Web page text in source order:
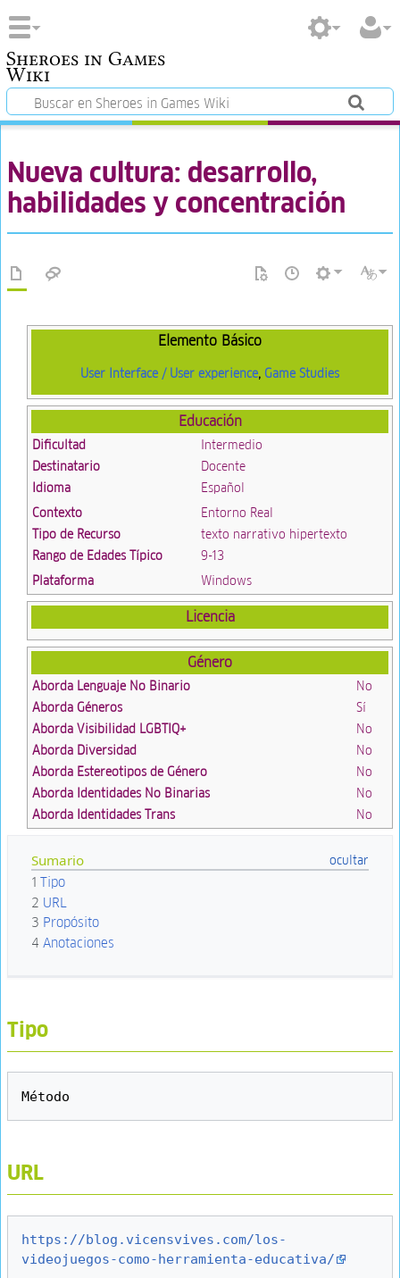
Sheroes in Games
Wiki
Nueva cultura: desarrollo,
habilidades y concentración
Elemento Básico
User Interface / User experience, Game Studies
Educación
Dificultad
Intermedio
Destinatario
Docente
Idioma
Español
Contexto
Entorno Real
Tipo de Recurso
texto narrativo hipertexto
Rango de Edades Típico
9-13
Plataforma
Windows
Licencia
Género
Aborda Lenguaje No Binario
No
Aborda Géneros
Sí
Aborda Visibilidad LGBTIQ+
No
Aborda Diversidad
No
Aborda Estereotipos de Género
No
Aborda Identidades No Binarias
No
Aborda Identidades Trans
No
Sumario
1 Tipo
2 URL
3 Propósito
4 Anotaciones
Tipo
URL
https://blog.vicensvives.com/los-
videojuegos-como-herramienta-educativa/